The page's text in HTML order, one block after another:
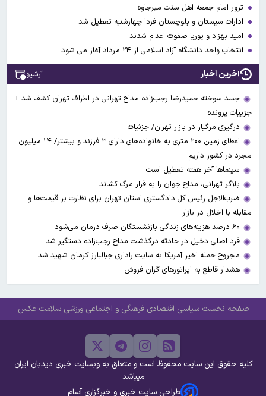
ترور امام جمعه اهل سنت میرجاوه
ادارات سیستان و بلوچستان فردا چهارشنبه تعطیل شد
امید بهزاد و پوریا صفوت اعدام شدند
انتخاب واحد دانشگاه آزاد اسلامی از ۲۴ مرداد آغاز می شود
آخرین اخبار آرشیو
جسد سوخته حمیدرضا رجب‌زاده مداح تهرانی در اطراف تهران کشف شد +
جزییات پرونده
درگیری مرگبار در بازار تهران/ جزئیات
اعطای زمین ۲۰۰ متری به خانواده‌های دارای ۳ فرزند و بیشتر/ ۱۴ میلیون
مجرد در کشور داریم
سینماها آخر هفته تعطیل است
بلاگر تهرانی، مداح جوان را به قرار مرگ کشاند
ضرب‌الاجل رئیس کل دادگستری استان تهران برای نظارت بر قیمت‌ها و
مقابله با اخلال در بازار
۶۰ درصد هزینه‌های زندگی بازنشستگان صرف درمان می‌شود
فرد اصلی دخیل در حادثه درگذشت مداح رجب‌زاده دستگیر شد
مجروح حمله اخیر آمریکا به سایت راداری جبالبارز کرمان شهید شد
هشدار قاطع به اپراتورهای گران فروش
صفحه نخست سیاسی اقتصادی فرهنگی و اجتماعی ورزشی سلامت عکس
کلیه حقوق این سایت محفوظ است و متعلق به وبسایت خبری دیدبان ایران
میباشد
طراحی سایت خبری و خبرگزاری آسام